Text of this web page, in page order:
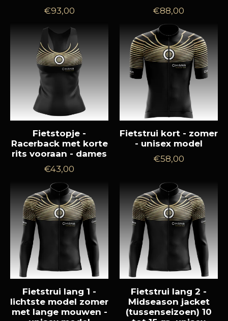
Normale
€93,00
Normale
prijs
€88,00
Fietstopje -
Racerback met korte
rits vooraan - dames
Normale
prijs
€43,00
Fietstrui kort - zomer
- unisex model
Normale
€58,00
Fietstrui lang 1 -
lichtste model zomer
met lange mouwen -
Fietstrui lang 2 -
Midseason jacket
(tussenseizoen) 10